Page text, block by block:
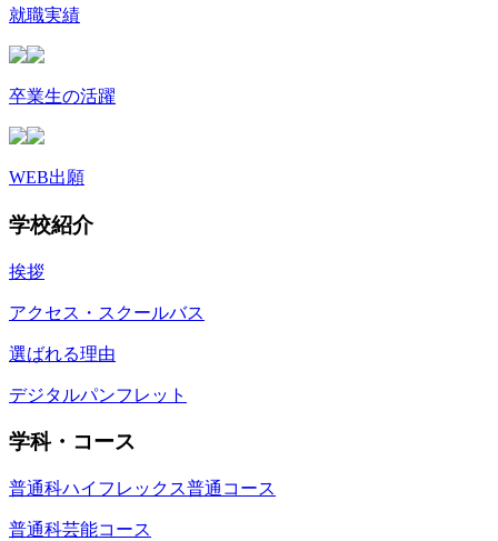
就職実績
卒業生の活躍
WEB出願
学校紹介
挨拶
アクセス・スクールバス
選ばれる理由
デジタルパンフレット
学科・コース
普通科ハイフレックス普通コース
普通科芸能コース